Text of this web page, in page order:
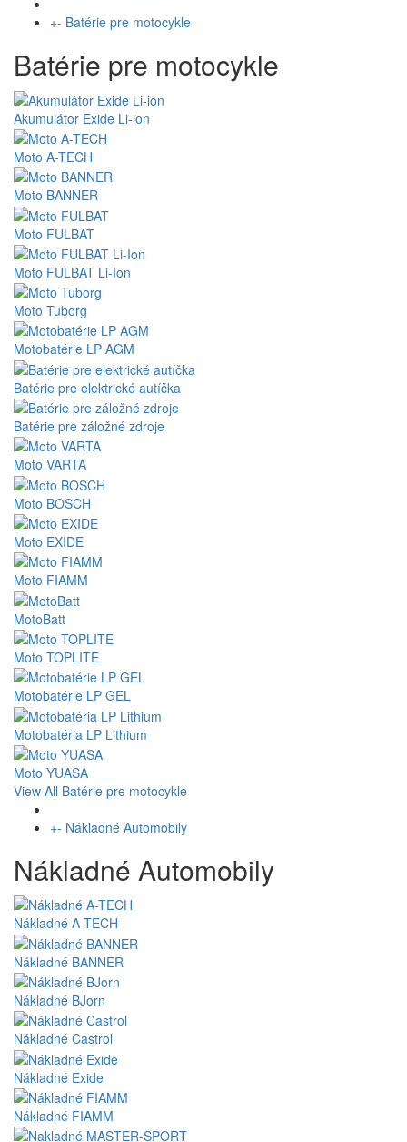
+- Batérie pre motocykle
Batérie pre motocykle
Akumulátor Exide Li-ion
Moto A-TECH
Moto BANNER
Moto FULBAT
Moto FULBAT Li-Ion
Moto Tuborg
Motobatérie LP AGM
Batérie pre elektrické autíčka
Batérie pre záložné zdroje
Moto VARTA
Moto BOSCH
Moto EXIDE
Moto FIAMM
MotoBatt
Moto TOPLITE
Motobatérie LP GEL
Motobatéria LP Lithium
Moto YUASA
View All Batérie pre motocykle
+- Nákladné Automobily
Nákladné Automobily
Nákladné A-TECH
Nákladné BANNER
Nákladné BJorn
Nákladné Castrol
Nákladné Exide
Nákladné FIAMM